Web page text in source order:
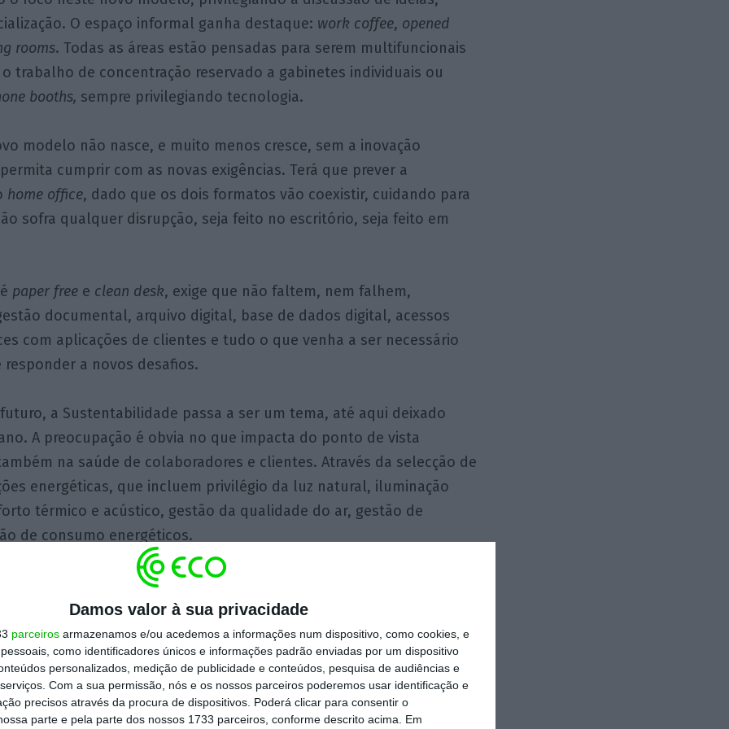
Damos valor à sua privacidade
parceiros armazenamos e/ou acedemos a informações num dispositivo, como cookies, e
como identificadores únicos e informações padrão enviadas por um dispositivo
personalizados, medição de publicidade e conteúdos, pesquisa de audiências e
Com a sua permissão, nós e os nossos parceiros poderemos usar identificação e
precisos através da procura de dispositivos. Poderá clicar para consentir o
parte e pela parte dos nossos 1733 parceiros, conforme descrito acima. Em
O espaço informal ganha destaque: work coffee, opened
rooms. Todas as áreas estão pensadas para serem multifuncionais
trabalho de concentração reservado a gabinetes individuais ou
booths, sempre privilegiando tecnologia.
modelo não nasce, e muito menos cresce, sem a inovação
cumprir com as novas exigências. Terá que prever a
home office, dado que os dois formatos vão coexistir, cuidando para
sofra qualquer disrupção, seja feito no escritório, seja feito em
paper free e clean desk, exige que não faltem, nem falhem,
documental, arquivo digital, base de dados digital, acessos
com aplicações de clientes e tudo o que venha a ser necessário
responder a novos desafios.
a Sustentabilidade passa a ser um tema, até aqui deixado
A preocupação é obvia no que impacta do ponto de vista
na saúde de colaboradores e clientes. Através da selecção de
energéticas, que incluem privilégio da luz natural, iluminação
térmico e acústico, gestão da qualidade do ar, gestão de
de consumo energéticos.
do escritório a natureza, também merece espaço no novo
plantas, árvores. Serenidade, frescura, saúde e conforto … também
escritório do futuro.
é muito mais do que um escritório: é um novo conceito, uma
novo desafio. Um espaçohumanizado, focado no equilíbrio entre o